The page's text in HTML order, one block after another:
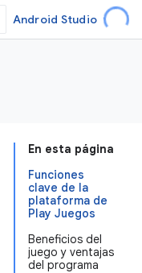
Android Studio
En esta página
Funciones
clave de la
plataforma de
Play Juegos
Beneficios del
juego y ventajas
del programa